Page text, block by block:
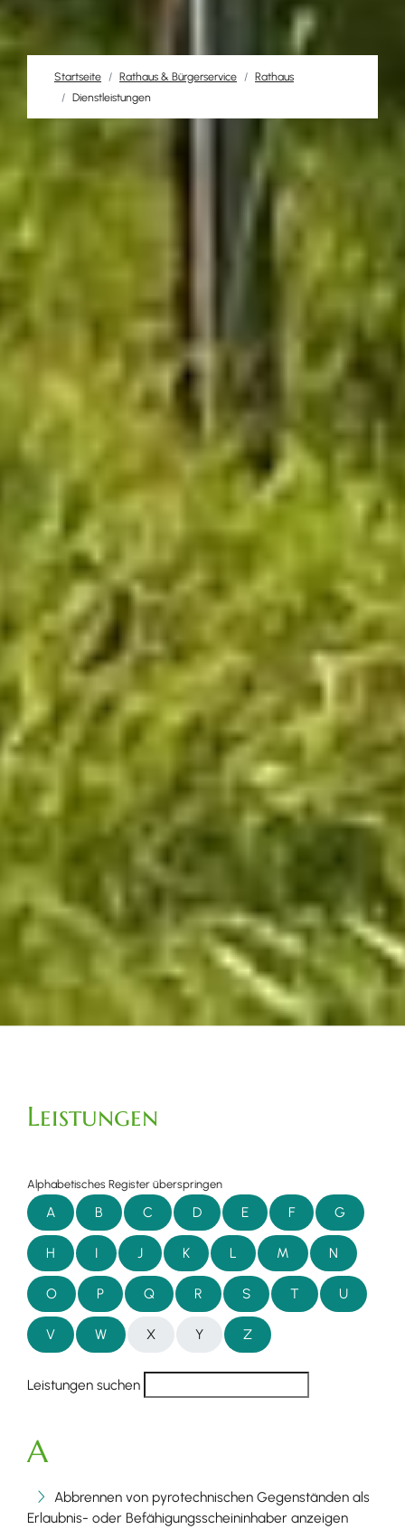
Startseite Rathaus & Bürgerservice
Rathaus
Dienstleistungen
Leistungen
Alphabetisches Register überspringen
A B C D E F G
H I J K L M N
O P Q R S T U
V W X Y Z
Leistungen suchen
A
Abbrennen von pyrotechnischen Gegenständen als
Erlaubnis- oder Befähigungsscheininhaber anzeigen